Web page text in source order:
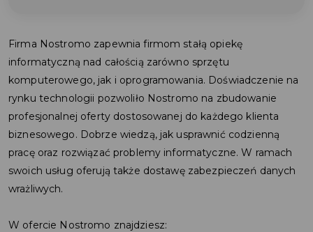
Firma Nostromo zapewnia firmom stałą opiekę
informatyczną nad całością zarówno sprzętu
komputerowego, jak i oprogramowania. Doświadczenie na
rynku technologii pozwoliło Nostromo na zbudowanie
profesjonalnej oferty dostosowanej do każdego klienta
biznesowego. Dobrze wiedzą, jak usprawnić codzienną
pracę oraz rozwiązać problemy informatyczne. W ramach
swoich usług oferują także dostawę zabezpieczeń danych
wrażliwych.
W ofercie Nostromo znajdziesz: